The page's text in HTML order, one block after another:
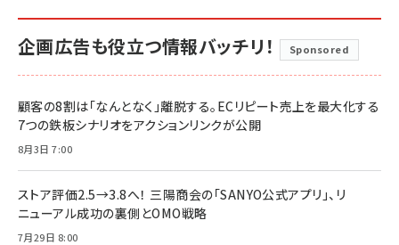
企画広告も役立つ情報バッチリ！ Sponsored
顧客の8割は「なんとなく」離脱する。ECリピート売上を最大化する
7つの鉄板シナリオをアクションリンクが公開
8月3日 7:00
ストア評価2.5→3.8へ！ 三陽商会の「SANYO公式アプリ」、リ
ニューアル成功の裏側とOMO戦略
7月29日 8:00